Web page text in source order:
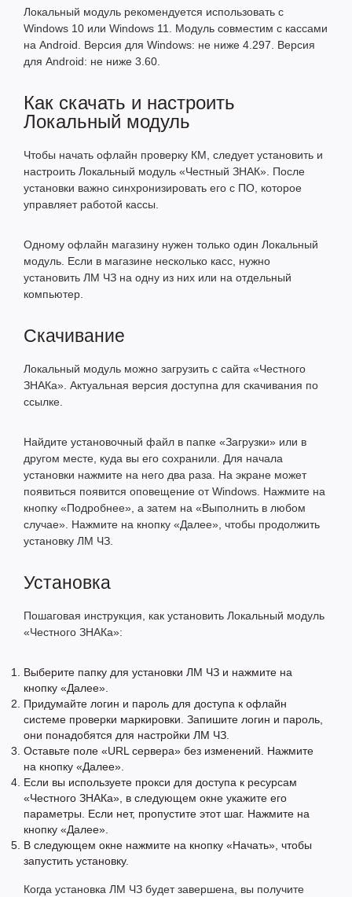
Локальный модуль рекомендуется использовать с
Windows 10 или Windows 11. Модуль совместим с кассами
на Android. Версия для Windows: не ниже 4.297. Версия
для Android: не ниже 3.60.
Как скачать и настроить
Локальный модуль
Чтобы начать офлайн проверку КМ, следует установить и
настроить Локальный модуль «Честный ЗНАК». После
установки важно синхронизировать его с ПО, которое
управляет работой кассы.
Одному офлайн магазину нужен только один Локальный
модуль. Если в магазине несколько касс, нужно
установить ЛМ ЧЗ на одну из них или на отдельный
компьютер.
Скачивание
Локальный модуль можно загрузить с сайта «Честного
ЗНАКа». Актуальная версия доступна для скачивания по
ссылке.
Найдите установочный файл в папке «Загрузки» или в
другом месте, куда вы его сохранили. Для начала
установки нажмите на него два раза. На экране может
появиться появится оповещение от Windows. Нажмите на
кнопку «Подробнее», а затем на «Выполнить в любом
случае». Нажмите на кнопку «Далее», чтобы продолжить
установку ЛМ ЧЗ.
Установка
Пошаговая инструкция, как установить Локальный модуль
«Честного ЗНАКа»:
Выберите папку для установки ЛМ ЧЗ и нажмите на
кнопку «Далее».
Придумайте логин и пароль для доступа к офлайн
системе проверки маркировки. Запишите логин и пароль,
они понадобятся для настройки ЛМ ЧЗ.
Оставьте поле «URL сервера» без изменений. Нажмите
на кнопку «Далее».
Если вы используете прокси для доступа к ресурсам
«Честного ЗНАКа», в следующем окне укажите его
параметры. Если нет, пропустите этот шаг. Нажмите на
кнопку «Далее».
В следующем окне нажмите на кнопку «Начать», чтобы
запустить установку.
Когда установка ЛМ ЧЗ будет завершена, вы получите